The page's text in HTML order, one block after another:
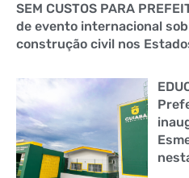
SEM CUSTOS PARA
de evento internacional
construção civil nos